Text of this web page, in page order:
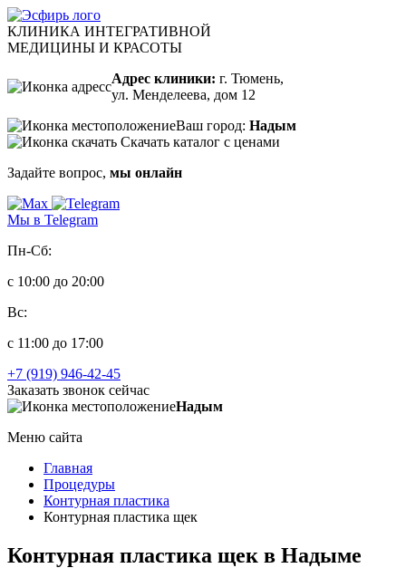
КЛИНИКА ИНТЕГРАТИВНОЙ
МЕДИЦИНЫ И КРАСОТЫ
Адрес клиники: г. Тюмень,
ул. Менделеева, дом 12
Ваш город: Надым
Скачать каталог с ценами
Задайте вопрос, мы онлайн
Мы в Telegram
Пн-Сб:
с 10:00 до 20:00
Вс:
с 11:00 до 17:00
+7 (919) 946-42-45
Заказать звонок сейчас
Надым
Меню сайта
Главная
Процедуры
Контурная пластика
Контурная пластика щек
Контурная пластика щек в Надыме